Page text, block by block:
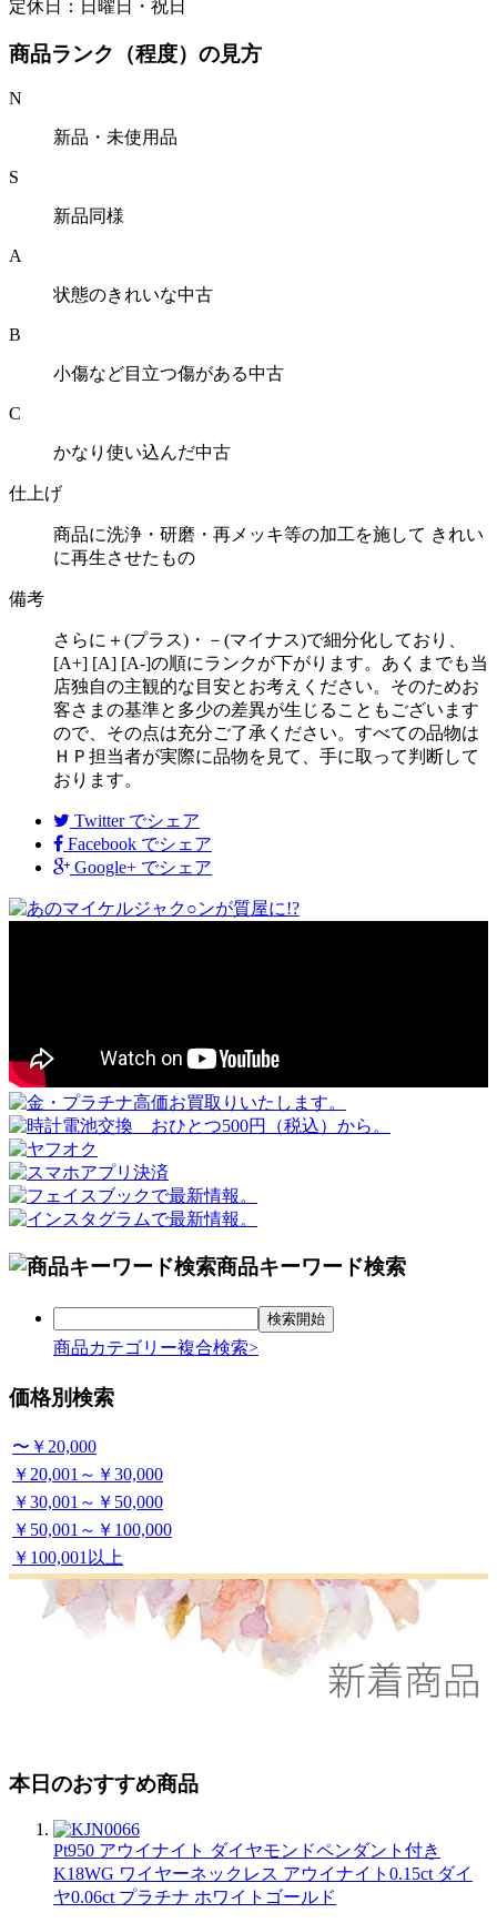
定休日：日曜日・祝日
商品ランク（程度）の見方
N
新品・未使用品
S
新品同様
A
状態のきれいな中古
B
小傷など目立つ傷がある中古
C
かなり使い込んだ中古
仕上げ
商品に洗浄・研磨・再メッキ等の加工を施して きれい
に再生させたもの
備考
さらに＋(プラス)・－(マイナス)で細分化しており、
[A+] [A] [A-]の順にランクが下がります。あくまでも当
店独自の主観的な目安とお考えください。そのためお
客さまの基準と多少の差異が生じることもございます
ので、その点は充分ご了承ください。すべての品物は
ＨＰ担当者が実際に品物を見て、手に取って判断して
おります。
Twitter でシェア
Facebook でシェア
Google+ でシェア
商品キーワード検索
商品カテゴリー複合検索>
価格別検索
〜￥20,000
￥20,001～￥30,000
￥30,001～￥50,000
￥50,001～￥100,000
￥100,001以上
本日のおすすめ商品
Pt950 アウイナイト ダイヤモンドペンダント付き
K18WG ワイヤーネックレス アウイナイト0.15ct ダイ
ヤ0.06ct プラチナ ホワイトゴールド